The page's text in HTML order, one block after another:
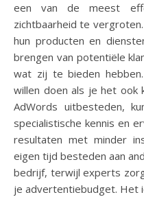
een van de meest
zichtbaarheid te
hun producten en
brengen van potentiële
wat zij te bieden
willen doen als je het ook
AdWords uitbesteden,
specialistische kennis en
resultaten met minder
eigen tijd besteden aan
bedrijf, terwijl experts
je advertentiebudget. Het